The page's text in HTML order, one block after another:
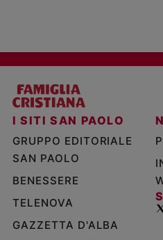
I SITI SAN PAOLO
GRUPPO EDITORIALE
SAN PAOLO
BENESSERE
TELENOVA
GAZZETTA D'ALBA